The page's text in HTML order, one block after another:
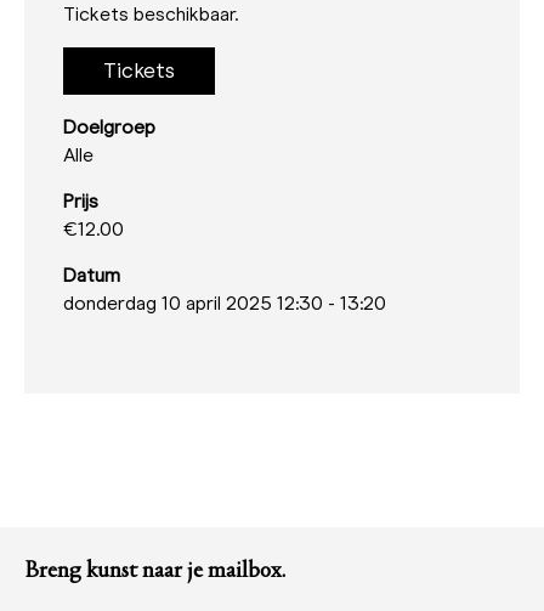
Tickets beschikbaar.
Tickets
Doelgroep
Alle
Prijs
€12.00
Datum
donderdag 10 april 2025 12:30 - 13:20
Breng kunst naar je mailbox.